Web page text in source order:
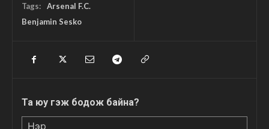
Tags:
Arsenal F.C.
Benjamin Sesko
Та юу гэж бодож байна?